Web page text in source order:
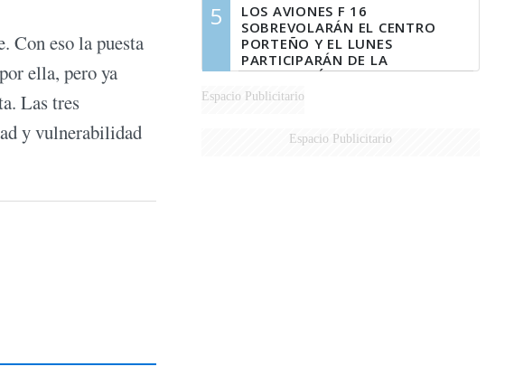
Con eso la puesta
ella, pero ya
Las tres
y vulnerabilidad
5
LOS AVIONES F 16
SOBREVOLARÁN EL CENTRO
PORTEÑO Y EL LUNES
PARTICIPARÁN DE LA
CELEBRACIÓN DE LA FUERZA
AÉREA
Espacio Publicitario
Espacio Publicitario